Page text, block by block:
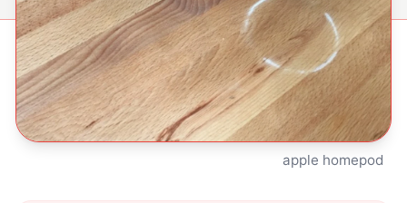
apple homepod